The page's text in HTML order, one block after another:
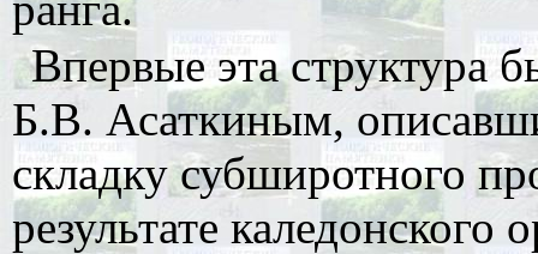
Впервые эта структура
Б.В. Асаткиным,
складку субширотного
результате